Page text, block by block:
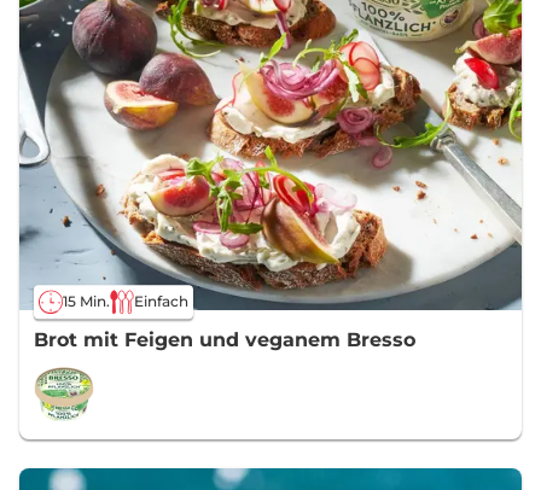
15 Min. Einfach
Brot mit Feigen und veganem Bresso